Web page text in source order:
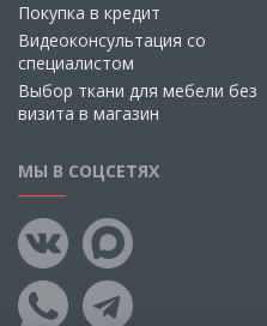
Покупка в кредит
Видеоконсультация со
специалистом
Выбор ткани для мебели без
визита в магазин
МЫ В СОЦСЕТЯХ